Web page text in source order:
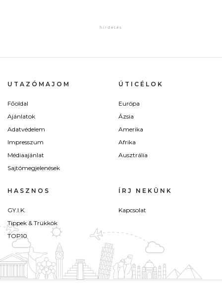
UTAZÓMAJOM
Főoldal
Ajánlatok
Adatvédelem
Impresszum
Médiaajánlat
Sajtómegjelenések
ÚTICÉLOK
Európa
Ázsia
Amerika
Afrika
Ausztrália
HASZNOS
GY.I.K.
Tippek & Trükkök
TOP10
ÍRJ NEKÜNK
Kapcsolat